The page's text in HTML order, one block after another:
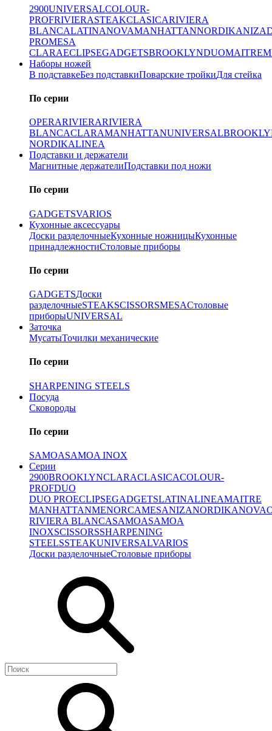
2900UNIVERSALCOLOUR-
PROFRIVIERASTEAKCLASICARIVIERA
BLANCALATINANOVAMANHATTANNORDIKANIZA
PROMESA
CLARAECLIPSEGADGETSBROOKLYNDUOMAITRE
Наборы ножей
В подставкеБез подставкиПоварские тройкиДля стейка
По серии
OPERARIVIERARIVIERA
BLANCACLARAMANHATTANUNIVERSAL
NORDIKALINEA
Подставки и держатели
Магнитные держателиПодставки под ножи
По серии
GADGETSVARIOS
Кухонные аксессуары
Доски разделочныеКухонные ножницыКухонные
принадлежностиСтоловые приборы
По серии
GADGETSДоски
разделочныеSTEAKSCISSORSMESAСтоловые
приборыUNIVERSAL
Заточка
МусатыТочилки механические
По серии
SHARPENING STEELS
Посуда
Сковороды
По серии
SAMOASAMOA INOX
Серии
2900BROOKLYNCLARACLASICACOLOUR-
PROFDUO
DUO PROECLIPSEGADGETSLATINALINEAMAITRE
MANHATTANMENORCAMESANIZANORDIKANOVA
RIVIERA BLANCASAMOASAMOA
INOXSCISSORSSHARPENING
STEELSSTEAKUNIVERSALVARIOS
Доски разделочныеСтоловые приборы